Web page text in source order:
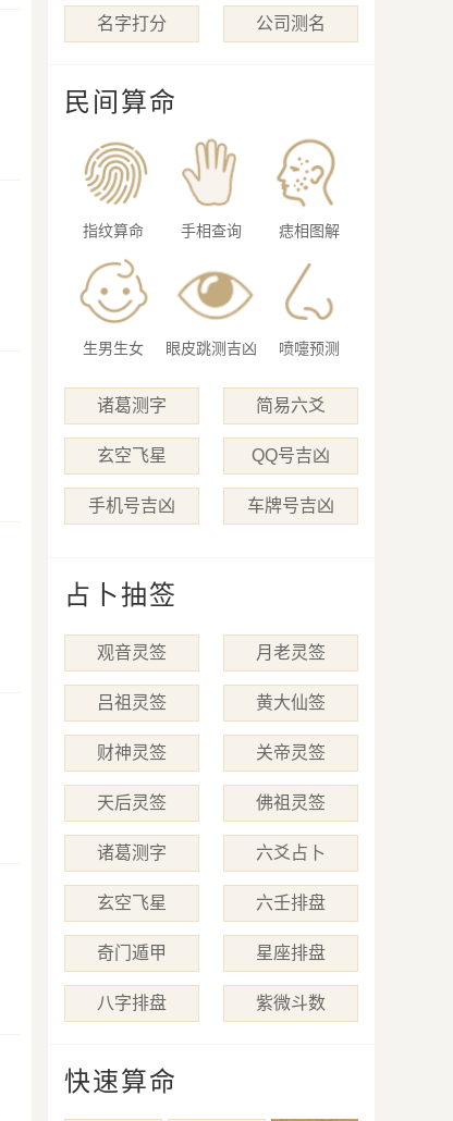
名字打分 公司测名
民间算命
指纹算命 手相查询 痣相图解
生男生女 眼皮跳测吉凶 喷嚏预测
诸葛测字 简易六爻
玄空飞星 QQ号吉凶
手机号吉凶 车牌号吉凶
占卜抽签
观音灵签 月老灵签
吕祖灵签 黄大仙签
财神灵签 关帝灵签
天后灵签 佛祖灵签
诸葛测字 六爻占卜
玄空飞星 六壬排盘
奇门遁甲 星座排盘
八字排盘 紫微斗数
快速算命